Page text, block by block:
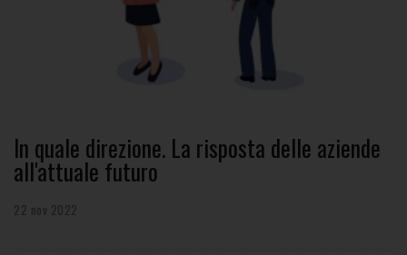
In quale direzione. La risposta delle aziende
all'attuale futuro
22 nov 2022